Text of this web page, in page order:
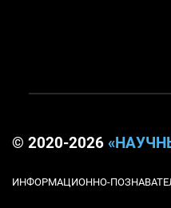
© 2020-2026
ИНФОРМАЦИОННО-